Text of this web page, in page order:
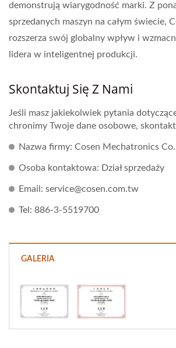
demonstrują wiarygodność marki. Z
sprzedanych maszyn na całym świecie,
rozszerza swój globalny wpływ i
lidera w inteligentnej produkcji.
Skontaktuj Się Z Nami
Jeśli masz jakiekolwiek pytania
chronimy Twoje dane osobowe,
Nazwa firmy: Cosen Mechatronics
Osoba kontaktowa: Dział sprzedaży
Email: service@cosen.com.tw
Tel: 886-3-5519700
GALERIA